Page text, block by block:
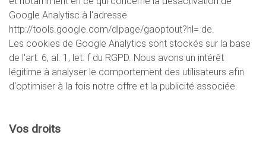
Google Analytisc à l'adresse
http://tools.google.com/dlpage/gaoptout?hl= de.
Les cookies de Google Analytics sont stockés sur la base
de l'art. 6, al. 1, let. f du RGPD. Nous avons un intérêt
légitime à analyser le comportement des utilisateurs afin
d'optimiser à la fois notre offre et la publicité associée.
Vos droits